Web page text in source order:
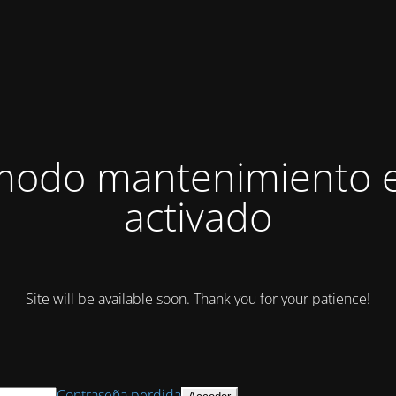
mantenimiento
activado
Site will be available soon. Thank you for your patience!